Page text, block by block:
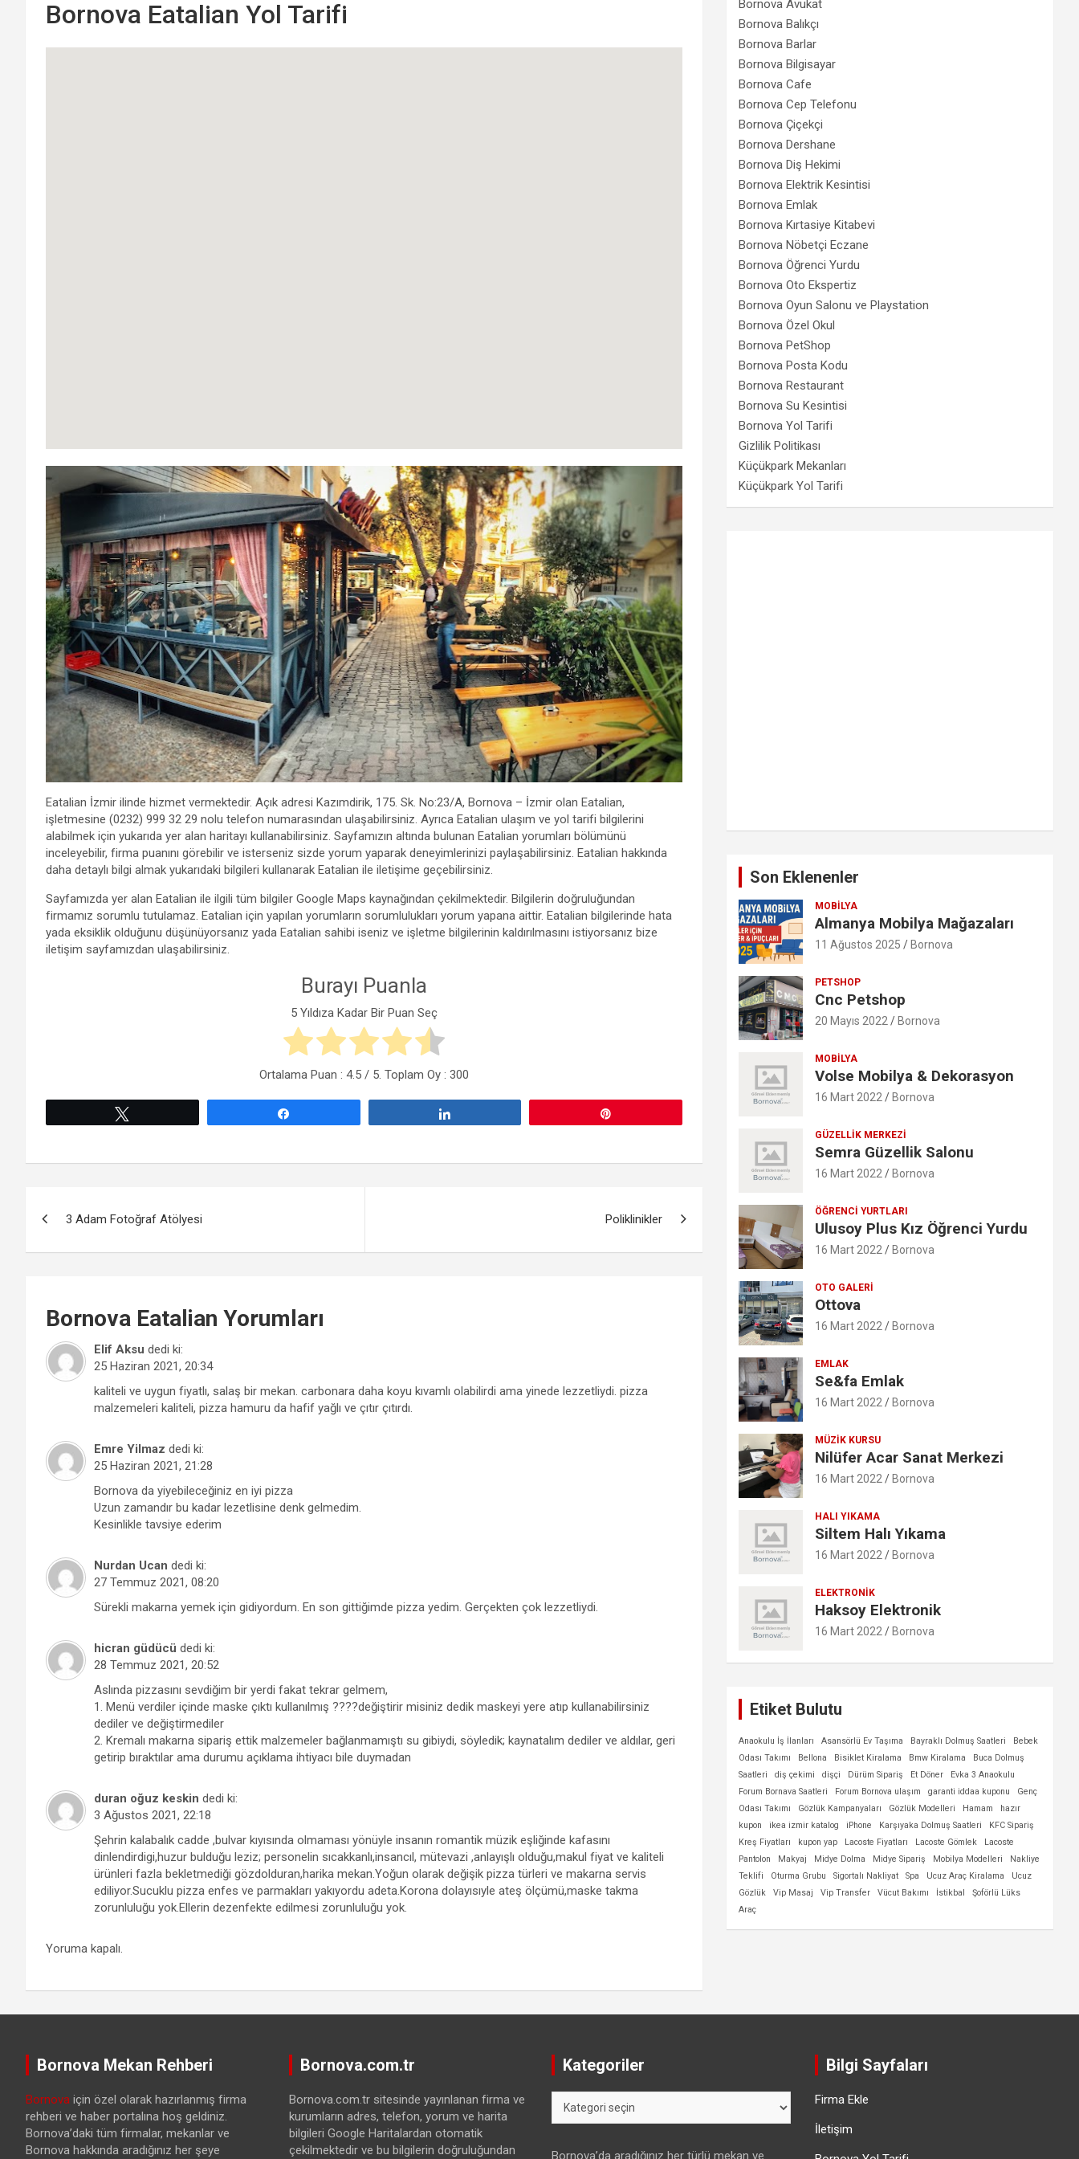
Bornova Eatalian Yol Tarifi
Eatalian İzmir ilinde hizmet vermektedir. Açık adresi Kazımdirik, 175. Sk. No:23/A, Bornova – İzmir olan Eatalian,
işletmesine (0232) 999 32 29 nolu telefon numarasından ulaşabilirsiniz. Ayrıca Eatalian ulaşım ve yol tarifi bilgilerini
alabilmek için yukarıda yer alan haritayı kullanabilirsiniz. Sayfamızın altında bulunan Eatalian yorumları bölümünü
inceleyebilir, firma puanını görebilir ve isterseniz sizde yorum yaparak deneyimlerinizi paylaşabilirsiniz. Eatalian hakkında
daha detaylı bilgi almak yukarıdaki bilgileri kullanarak Eatalian ile iletişime geçebilirsiniz.
Sayfamızda yer alan Eatalian ile ilgili tüm bilgiler Google Maps kaynağından çekilmektedir. Bilgilerin doğruluğundan
firmamız sorumlu tutulamaz. Eatalian için yapılan yorumların sorumlulukları yorum yapana aittir. Eatalian bilgilerinde hata
yada eksiklik olduğunu düşünüyorsanız yada Eatalian sahibi iseniz ve işletme bilgilerinin kaldırılmasını istiyorsanız bize
iletişim sayfamızdan ulaşabilirsiniz.
Burayı Puanla
5 Yıldıza Kadar Bir Puan Seç
Ortalama Puan :4.5 / 5. Toplam Oy :300
gezinmesi
3 Adam Fotoğraf Atölyesi Poliklinikler
Bornova Eatalian Yorumları
Elif Aksu dedi ki:
25 Haziran 2021, 20:34
kaliteli ve uygun fiyatlı, salaş bir mekan. carbonara daha koyu kıvamlı olabilirdi ama yinede lezzetliydi. pizza
malzemeleri kaliteli, pizza hamuru da hafif yağlı ve çıtır çıtırdı.
Emre Yilmaz dedi ki:
25 Haziran 2021, 21:28
Bornova da yiyebileceğiniz en iyi pizza
Uzun zamandır bu kadar lezetlisine denk gelmedim.
Kesinlikle tavsiye ederim
Nurdan Ucan dedi ki:
27 Temmuz 2021, 08:20
Sürekli makarna yemek için gidiyordum. En son gittiğimde pizza yedim. Gerçekten çok lezzetliydi.
hicran güdücü dedi ki:
28 Temmuz 2021, 20:52
Aslında pizzasını sevdiğim bir yerdi fakat tekrar gelmem,
1. Menü verdiler içinde maske çıktı kullanılmış ????değiştirir misiniz dedik maskeyi yere atıp kullanabilirsiniz
dediler ve değiştirmediler
2. Kremalı makarna sipariş ettik malzemeler bağlanmamıştı su gibiydi, söyledik; kaynatalım dediler ve aldılar, geri
getirip bıraktılar ama durumu açıklama ihtiyacı bile duymadan
duran oğuz keskin dedi ki:
3 Ağustos 2021, 22:18
Şehrin kalabalık cadde ,bulvar kıyısında olmaması yönüyle insanın romantik müzik eşliğinde kafasını
dinlendirdigi,huzur bulduğu leziz; personelin sıcakkanlı,insancıl, mütevazi ,anlayışlı olduğu,makul fiyat ve kaliteli
ürünleri fazla bekletmediği gözdolduran,harika mekan.Yoğun olarak değişik pizza türleri ve makarna servis
ediliyor.Sucuklu pizza enfes ve parmakları yakıyordu adeta.Korona dolayısıyle ateş ölçümü,maske takma
zorunluluğu yok.Ellerin dezenfekte edilmesi zorunluluğu yok.
Yoruma kapalı.
Bornova Avukat
Bornova Balıkçı
Bornova Barlar
Bornova Bilgisayar
Bornova Cafe
Bornova Cep Telefonu
Bornova Çiçekçi
Bornova Dershane
Bornova Diş Hekimi
Bornova Elektrik Kesintisi
Bornova Emlak
Bornova Kırtasiye Kitabevi
Bornova Nöbetçi Eczane
Bornova Öğrenci Yurdu
Bornova Oto Ekspertiz
Bornova Oyun Salonu ve Playstation
Bornova Özel Okul
Bornova PetShop
Bornova Posta Kodu
Bornova Restaurant
Bornova Su Kesintisi
Bornova Yol Tarifi
Gizlilik Politikası
Küçükpark Mekanları
Küçükpark Yol Tarifi
Son Eklenenler
MOBILYA
Almanya Mobilya Mağazaları
11 Ağustos 2025 Bornova
PETSHOP
Cnc Petshop
20 Mayıs 2022 Bornova
MOBILYA
Volse Mobilya & Dekorasyon
16 Mart 2022 Bornova
GÜZELLIK MERKEZI
Semra Güzellik Salonu
16 Mart 2022 Bornova
ÖĞRENCI YURTLARI
Ulusoy Plus Kız Öğrenci Yurdu
16 Mart 2022 Bornova
OTO GALERI
Ottova
16 Mart 2022 Bornova
EMLAK
Se&fa Emlak
16 Mart 2022 Bornova
MÜZIK KURSU
Nilüfer Acar Sanat Merkezi
16 Mart 2022 Bornova
HALI YIKAMA
Siltem Halı Yıkama
16 Mart 2022 Bornova
ELEKTRONIK
Haksoy Elektronik
16 Mart 2022 Bornova
Etiket Bulutu
Anaokulu İş İlanları Asansörlü Ev Taşıma Bayraklı Dolmuş Saatleri
Bebek
Odası Takımı
Bellona Bisiklet Kiralama Bmw Kiralama
Buca Dolmuş
Saatleri
diş çekimi dişçi Dürüm Sipariş Et Döner
Evka 3 Anaokulu
Forum Bornava Saatleri
Forum Bornova ulaşım garanti iddaa kuponu
Genç
Odası Takımı
Gözlük Kampanyaları Gözlük Modelleri Hamam
hazır
kupon
ikea izmir katalog iPhone Karşıyaka Dolmuş Saatleri
KFC Sipariş
Kreş Fiyatları
kupon yap Lacoste Fiyatları Lacoste Gömlek
Lacoste
Pantolon
Makyaj Midye Dolma Midye Sipariş Mobilya Modelleri
Nakliye
Teklifi
Oturma Grubu Sigortalı Nakliyat Spa Ucuz Araç Kiralama
Ucuz
Gözlük
Vip Masaj Vip Transfer Vücut Bakımı İstikbal
Şoförlü Lüks
Araç
Bornova Mekan Rehberi
Bornova için özel olarak hazırlanmış firma
rehberi ve haber portalına hoş geldiniz.
Bornova’daki tüm firmalar, mekanlar ve
Bornova hakkında aradığınız her şeye
Bornova.com.tr
Bornova.com.tr sitesinde yayınlanan firma ve
kurumların adres, telefon, yorum ve harita
bilgileri Google Haritalardan otomatik
çekilmektedir ve bu bilgilerin doğruluğundan
Kategoriler
Bornova’da aradığınız her türlü mekan ve
Bilgi Sayfaları
Firma Ekle
İletişim